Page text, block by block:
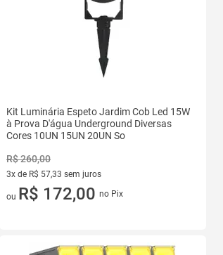
Kit Luminária Espeto Jardim Cob Led 15W
à Prova D'água Underground Diversas
Cores 10UN 15UN 20UN So
R$ 260,00
3x de R$ 57,33 sem juros
3 vez de R$ 57,33 sem juros
ou R$ 172,00 no Pix